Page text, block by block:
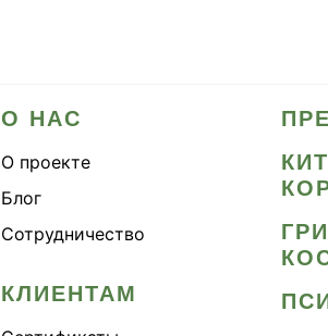
О НАС
О проекте
Блог
Сотрудничество
КЛИЕНТАМ